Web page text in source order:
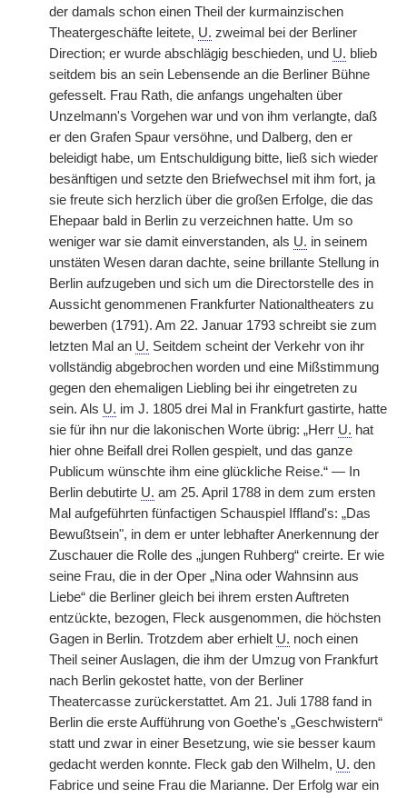
der damals schon einen Theil der kurmainzischen
Theatergeschäfte leitete, U. zweimal bei der Berliner
Direction; er wurde abschlägig beschieden, und U. blieb
seitdem bis an sein Lebensende an die Berliner Bühne
gefesselt. Frau Rath, die anfangs ungehalten über
Unzelmann's Vorgehen war und von ihm verlangte, daß
er den Grafen Spaur versöhne, und Dalberg, den er
beleidigt habe, um Entschuldigung bitte, ließ sich wieder
besänftigen und setzte den Briefwechsel mit ihm fort, ja
sie freute sich herzlich über die großen Erfolge, die das
Ehepaar bald in Berlin zu verzeichnen hatte. Um so
weniger war sie damit einverstanden, als U. in seinem
unstäten Wesen daran dachte, seine brillante Stellung in
Berlin aufzugeben und sich um die Directorstelle des in
Aussicht genommenen Frankfurter Nationaltheaters zu
bewerben (1791). Am 22. Januar 1793 schreibt sie zum
letzten Mal an U. Seitdem scheint der Verkehr von ihr
vollständig abgebrochen worden und eine Mißstimmung
gegen den ehemaligen Liebling bei ihr eingetreten zu
sein. Als U. im J. 1805 drei Mal in Frankfurt gastirte, hatte
sie für ihn nur die lakonischen Worte übrig: „Herr U. hat
hier ohne Beifall drei Rollen gespielt, und das ganze
Publicum wünschte ihm eine glückliche Reise.“ — In
Berlin debutirte U. am 25. April 1788 in dem zum ersten
Mal aufgeführten fünfactigen Schauspiel Iffland's: „Das
Bewußtsein", in dem er unter lebhafter Anerkennung der
Zuschauer die Rolle des „jungen Ruhberg“ creirte. Er wie
seine Frau, die in der Oper „Nina oder Wahnsinn aus
Liebe“ die Berliner gleich bei ihrem ersten Auftreten
entzückte, bezogen, Fleck ausgenommen, die höchsten
Gagen in Berlin. Trotzdem aber erhielt U. noch einen
Theil seiner Auslagen, die ihm der Umzug von Frankfurt
nach Berlin gekostet hatte, von der Berliner
Theatercasse zurückerstattet. Am 21. Juli 1788 fand in
Berlin die erste Aufführung von Goethe's „Geschwistern“
statt und zwar in einer Besetzung, wie sie besser kaum
gedacht werden konnte. Fleck gab den Wilhelm, U. den
Fabrice und seine Frau die Marianne. Der Erfolg war ein